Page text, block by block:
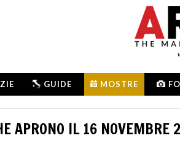
GUIDE MOSTRE
APRONO IL 16 NOVEMBRE